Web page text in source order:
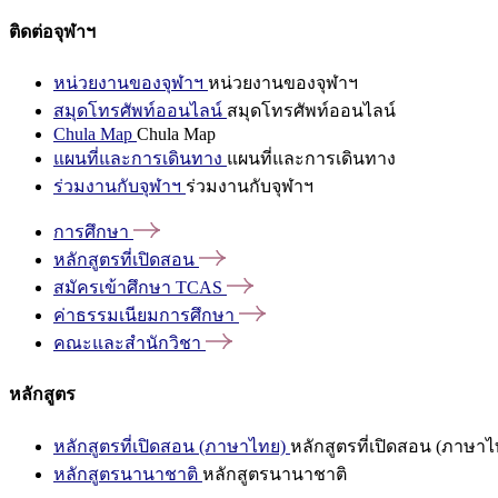
ติดต่อจุฬาฯ
หน่วยงานของจุฬาฯ หน่วยงานของจุฬาฯ
สมุดโทรศัพท์ออนไลน์ สมุดโทรศัพท์ออนไลน์
Chula Map Chula Map
แผนที่และการเดินทาง แผนที่และการเดินทาง
ร่วมงานกับจุฬาฯ ร่วมงานกับจุฬาฯ
การศึกษา
หลักสูตรที่เปิดสอน
สมัครเข้าศึกษา TCAS
ค่าธรรมเนียมการศึกษา
คณะและสำนักวิชา
หลักสูตร
หลักสูตรที่เปิดสอน (ภาษาไทย) หลักสูตรที่เปิดสอน (ภาษาไ
หลักสูตรนานาชาติ หลักสูตรนานาชาติ